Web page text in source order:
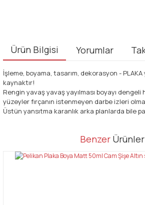
Ürün Bilgisi Yorumlar
İşleme, boyama, tasarım, dekorasyon - PLAKA
kaynaktır!
Rengin yavaş yavaş yayılması boyayı
yüzeyler fırçanın istenmeyen darbe izleri
Üstün yansıtma karanlık arka planlarda bile
Bu ürüne ilk yorumu siz
Bu ürünün fiyat bilgisi, resim, ürün
tarafımıza iletebilirsiniz.
Benzer Ürünler